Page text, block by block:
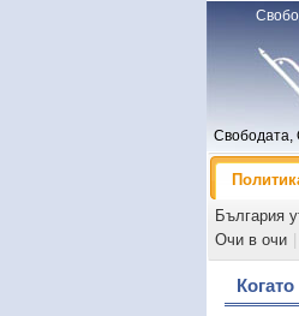
Свободата,
България
Очи в очи